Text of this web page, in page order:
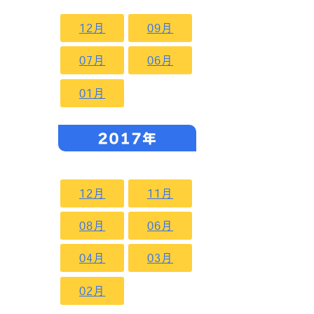
12月 09月
07月 06月
01月
2017年
12月 11月
08月 06月
04月 03月
02月